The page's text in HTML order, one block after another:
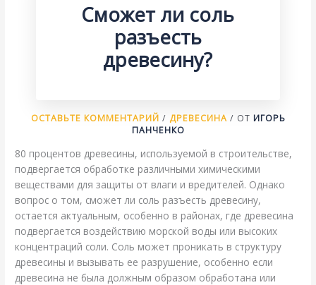
Сможет ли соль
разъесть
древесину?
ОСТАВЬТЕ КОММЕНТАРИЙ / ДРЕВЕСИНА/ ОТ ИГОРЬ
ПАНЧЕНКО
80 процентов древесины, используемой в строительстве,
подвергается обработке различными химическими
веществами для защиты от влаги и вредителей. Однако
вопрос о том, сможет ли соль разъесть древесину,
остается актуальным, особенно в районах, где древесина
подвергается воздействию морской воды или высоких
концентраций соли. Соль может проникать в структуру
древесины и вызывать ее разрушение, особенно если
древесина не была должным образом обработана или